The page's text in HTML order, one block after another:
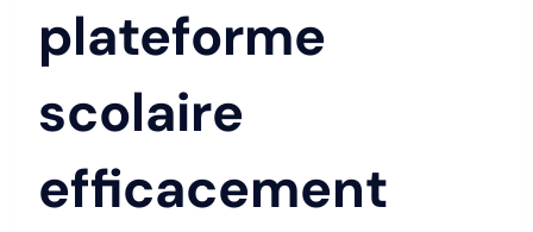
plateforme
scolaire
efficacement